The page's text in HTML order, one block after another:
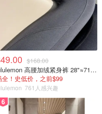
Facebook，版权属原作者
$168.00
lululemon 高腰加绒紧身裤 28"≈71cm 5个口袋
全！史低价，之前$99
761人感兴趣
6